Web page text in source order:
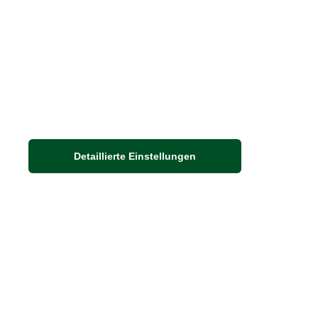
Detaillierte Einstellungen
Adresse